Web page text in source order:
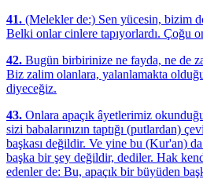
41. (Melekler de:) Sen yücesin, bizim
Belki onlar cinlere tapıyorlardı. Çoğu
42. Bugün birbirinize ne fayda, ne de
Biz zalim olanlara, yalanlamakta
diyeceğiz.
43. Onlara apaçık âyetlerimiz
sizi babalarınızın taptığı (putlardan)
başkası değildir. Ve yine bu (Kur'an)
başka bir şey değildir, dediler. Hak
edenler de: Bu, apaçık bir büyüden